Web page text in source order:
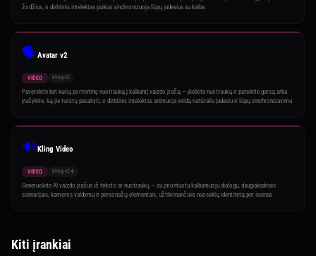
žodžius, o dirbtinis intelektas puikiai sinchronizuoja lūpų judesius su kalba
🗣️Avatar v2
VIDEO kling-v2
Paverskite bet kurią portretinę nuotrauką į kalbantį vaizdo įrašą — įkelkite nuotrauką ir pateikite garsą arba
įrašykite, ką jie turėtų pasakyti, o dirbtinis intelektas animuoja veidą natūraliu judesiu ir lūpų sinchronizavimu
🔊Kling Video
VIDEO kling-v2-6
Generuokite AI vaizdo įrašus iš teksto ar nuotraukų — su įmontuotu kalbamuoju dialogu, daugiakadriais
scenarijais, kameros valdymu ir personažų elementais, užtikrinančiais nuoseklų identitetą per scenas
Kiti įrankiai